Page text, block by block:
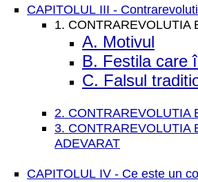
CAPITOLUL III -
1. CONTRAREVOLUTIA
A. Motivul
B. Festila care
C. Falsul
2. CONTRAREVOLUTIA
3. CONTRAREVOLUTIA
ADEVARAT
CAPITOLUL IV - Ce este un